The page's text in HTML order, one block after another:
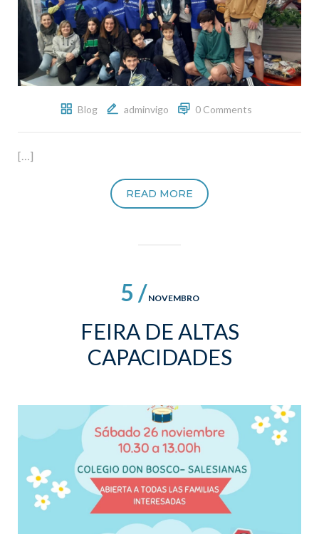
Blog adminvigo 0 Comments
[…]
READ MORE
5 / NOVEMBRO
FEIRA DE ALTAS
CAPACIDADES